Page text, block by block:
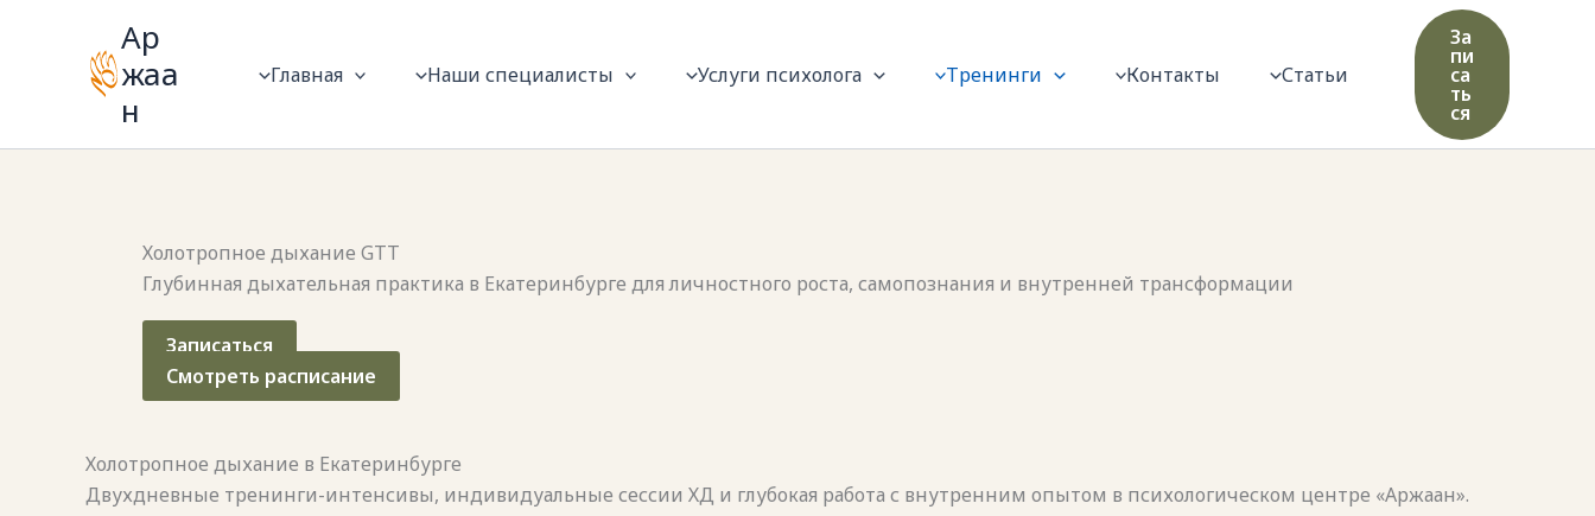
содержимому
Ар
жаа
н
Главная Наши специалисты Услуги психолога Тренинги Контакты Статьи
За
пи
са
ть
ся
Холотропное дыхание GTT
Глубинная дыхательная практика в Екатеринбурге для личностного роста, самопознания и внутренней трансформации
Записаться
Смотреть расписание
Холотропное дыхание в Екатеринбурге
Двухдневные тренинги-интенсивы, индивидуальные сессии ХД и глубокая работа с внутренним опытом в психологическом центре «Аржаан».